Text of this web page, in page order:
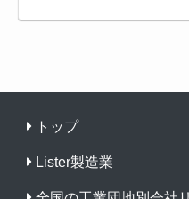
トップ
Lister製造業